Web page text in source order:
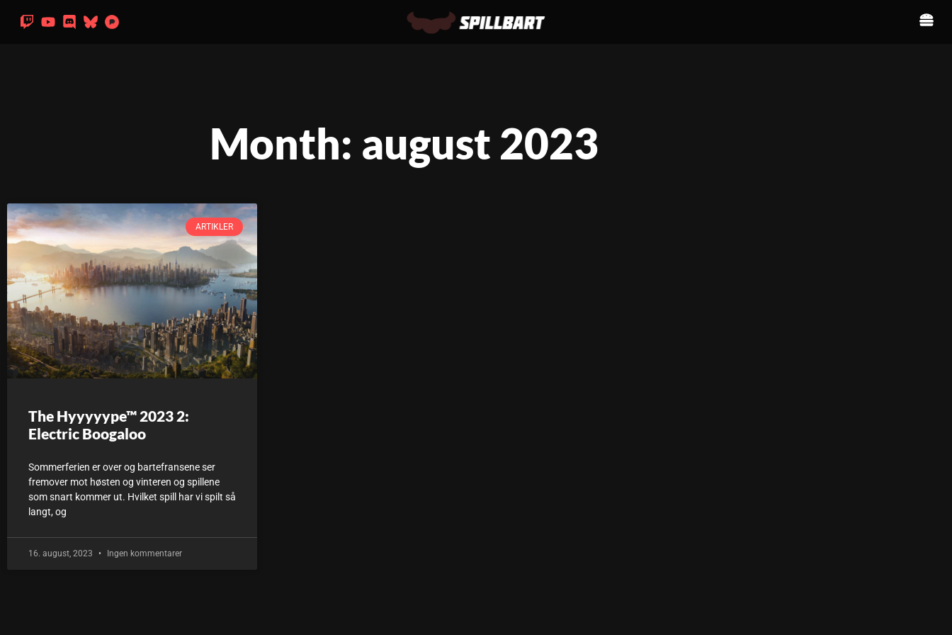
Month: august 2023
ARTIKLER
The Hyyyyype™ 2023 2:
Electric Boogaloo
Sommerferien er over og bartefransene ser
fremover mot høsten og vinteren og spillene
som snart kommer ut. Hvilket spill har vi spilt så
langt, og
16. august, 2023 Ingen kommentarer